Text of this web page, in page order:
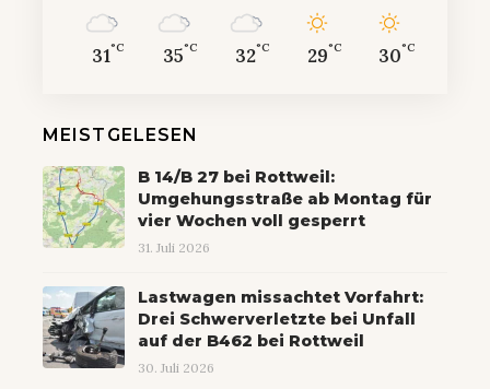
31°C 35°C 32°C 29°C 30°C
MEISTGELESEN
B 14/B 27 bei Rottweil:
Umgehungsstraße ab Montag für
vier Wochen voll gesperrt
31. Juli 2026
Lastwagen missachtet Vorfahrt:
Drei Schwerverletzte bei Unfall
auf der B462 bei Rottweil
30. Juli 2026